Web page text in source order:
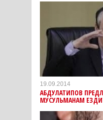
19.09.2014
АБДУЛАТИПОВ
МУСУЛЬМАНАМ